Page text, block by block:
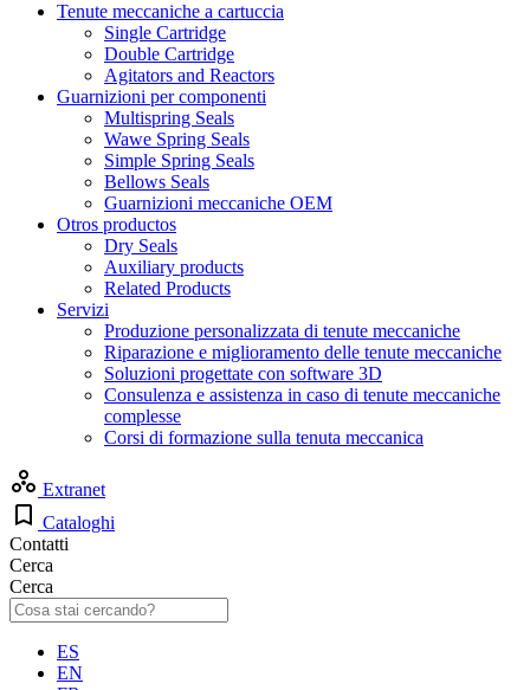
Tenute meccaniche a cartuccia
Single Cartridge
Double Cartridge
Agitators and Reactors
Guarnizioni per componenti
Multispring Seals
Wawe Spring Seals
Simple Spring Seals
Bellows Seals
Guarnizioni meccaniche OEM
Otros productos
Dry Seals
Auxiliary products
Related Products
Servizi
Produzione personalizzata di tenute meccaniche
Riparazione e miglioramento delle tenute meccaniche
Soluzioni progettate con software 3D
Consulenza e assistenza in caso di tenute meccaniche
complesse
Corsi di formazione sulla tenuta meccanica
Extranet
Cataloghi
Contatti
Cerca
Cerca
ES
EN